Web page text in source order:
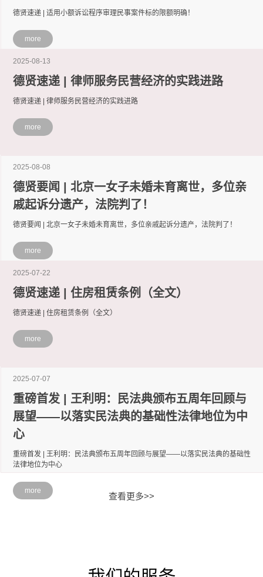
德贤速递 | 适用小额诉讼程序审理民事案件标的限额明确！
more
2025-08-13
德贤速递 | 律师服务民营经济的实践进路
德贤速递 | 律师服务民营经济的实践进路
more
2025-08-08
德贤要闻 | 北京一女子未婚未育离世，多位亲
戚起诉分遗产，法院判了！
德贤要闻 | 北京一女子未婚未育离世，多位亲戚起诉分遗产，法院判了！
more
2025-07-22
德贤速递 | 住房租赁条例（全文）
德贤速递 | 住房租赁条例（全文）
more
2025-07-07
重磅首发 | 王利明：民法典颁布五周年回顾与
展望——以落实民法典的基础性法律地位为中
心
重磅首发 | 王利明：民法典颁布五周年回顾与展望——以落实民法典的基础性
法律地位为中心
more
查看更多>>